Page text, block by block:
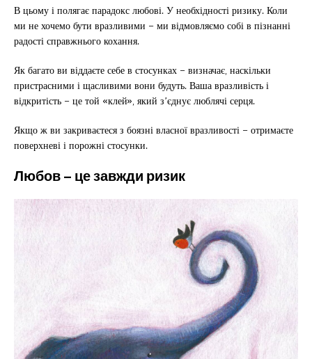
В цьому і полягає парадокс любові. У необхідності ризику. Коли
ми не хочемо бути вразливими – ми відмовляємо собі в пізнанні
радості справжнього кохання.
Як багато ви віддаєте себе в стосунках – визначає, наскільки
пристрасними і щасливими вони будуть. Ваша вразливість і
відкритість – це той «клей», який з’єднує люблячі серця.
Якщо ж ви закриваєтеся з боязні власної вразливості – отримаєте
поверхневі і порожні стосунки.
Любов – це завжди ризик